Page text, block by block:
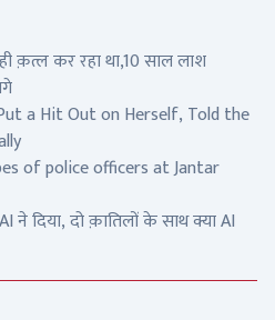
क़त्ल कर रहा था,10 साल लाश
a Hit Out on Herself, Told the
of police officers at Jantar
ने दिया, दो क़ातिलों के साथ क्या AI